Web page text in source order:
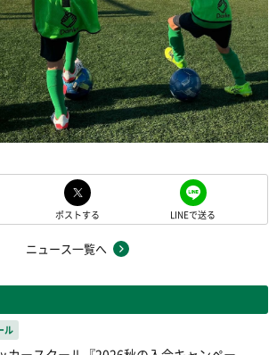
ポストする LINEで送る
ニュース一覧へ
ル